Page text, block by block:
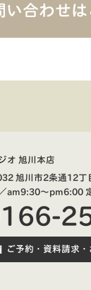
い合わせは
オ 旭川本店
旭川市2条通12丁
am9:30～pm6:00
ご予約・資料請求